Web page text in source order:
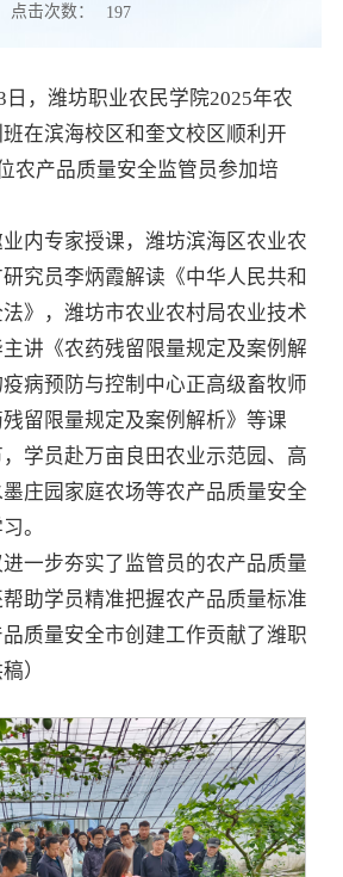
点击次数：
197
日，潍坊职业农民学院2025年农
在滨海校区和奎文校区顺利开
农产品质量安全监管员参加培
内专家授课，潍坊滨海区农业农
究员李炳霞解读《中华人民共和
》，潍坊市农业农村局农业技术
讲《农药残留限量规定及案例解
病预防与控制中心正高级畜牧师
留限量规定及案例解析》等课
学员赴万亩良田农业示范园、高
庄园家庭农场等农产品质量安全
。
一步夯实了监管员的农产品质量
助学员精准把握农产品质量标准
质量安全市创建工作贡献了潍职
）